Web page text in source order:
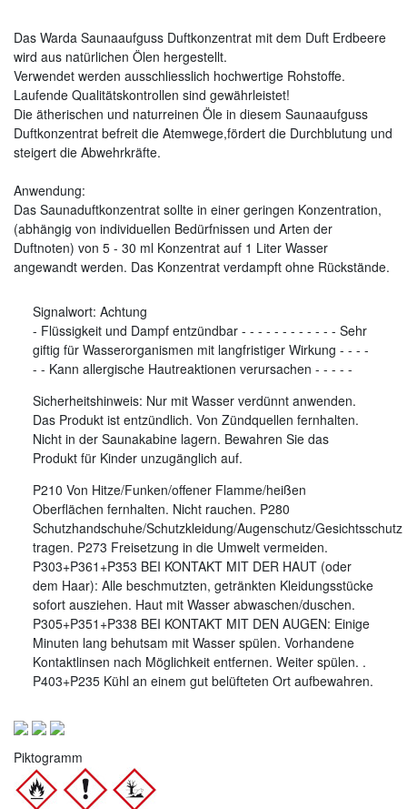
Das Warda Saunaaufguss Duftkonzentrat mit dem Duft Erdbeere
wird aus natürlichen Ölen hergestellt.
Verwendet werden ausschliesslich hochwertige Rohstoffe.
Laufende Qualitätskontrollen sind gewährleistet!
Die ätherischen und naturreinen Öle in diesem Saunaaufguss
Duftkonzentrat befreit die Atemwege,fördert die Durchblutung und
steigert die Abwehrkräfte.
Anwendung:
Das Saunaduftkonzentrat sollte in einer geringen Konzentration,
(abhängig von individuellen Bedürfnissen und Arten der
Duftnoten) von 5 - 30 ml Konzentrat auf 1 Liter Wasser
angewandt werden. Das Konzentrat verdampft ohne Rückstände.
Signalwort: Achtung
- Flüssigkeit und Dampf entzündbar - - - - - - - - - - - - Sehr
giftig für Wasserorganismen mit langfristiger Wirkung - - - -
- - Kann allergische Hautreaktionen verursachen - - - - -
Sicherheitshinweis: Nur mit Wasser verdünnt anwenden.
Das Produkt ist entzündlich. Von Zündquellen fernhalten.
Nicht in der Saunakabine lagern. Bewahren Sie das
Produkt für Kinder unzugänglich auf.
P210 Von Hitze/Funken/offener Flamme/heißen
Oberflächen fernhalten. Nicht rauchen. P280
Schutzhandschuhe/Schutzkleidung/Augenschutz/Gesichtsschutz
tragen. P273 Freisetzung in die Umwelt vermeiden.
P303+P361+P353 BEI KONTAKT MIT DER HAUT (oder
dem Haar): Alle beschmutzten, getränkten Kleidungsstücke
sofort ausziehen. Haut mit Wasser abwaschen/duschen.
P305+P351+P338 BEI KONTAKT MIT DEN AUGEN: Einige
Minuten lang behutsam mit Wasser spülen. Vorhandene
Kontaktlinsen nach Möglichkeit entfernen. Weiter spülen. .
P403+P235 Kühl an einem gut belüfteten Ort aufbewahren.
Piktogramm